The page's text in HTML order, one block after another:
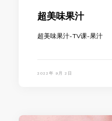
超美味果汁
超美味果汁-TV课-果汁
2022年 9月 2日